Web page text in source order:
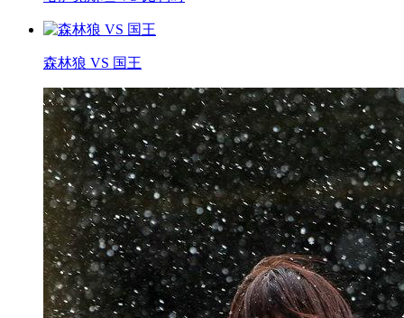
森林狼 VS 国王